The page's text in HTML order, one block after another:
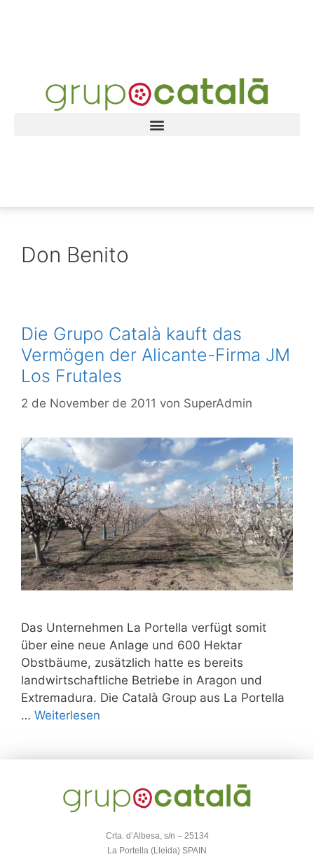
Don Benito
Die Grupo Català kauft das
Vermögen der Alicante-Firma JM
Los Frutales
2 de November de 2011 von SuperAdmin
Das Unternehmen La Portella verfügt somit
über eine neue Anlage und 600 Hektar
Obstbäume, zusätzlich hatte es bereits
landwirtschaftliche Betriebe in Aragon und
Extremadura. Die Català Group aus La Portella
… Weiterlesen
Crta. d’Albesa, s/n – 25134
La Portella (Lleida) SPAIN